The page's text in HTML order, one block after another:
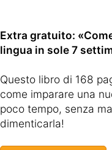
Extra gratuito:
lingua in sole 7
Questo libro di 168
come imparare una
poco tempo, senza
dimenticarla!